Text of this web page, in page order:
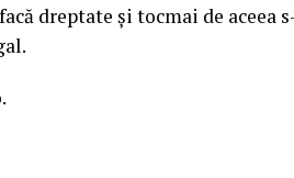
dreptate și tocmai de aceea